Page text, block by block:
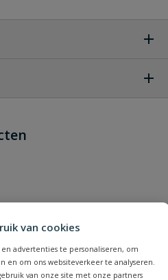
van cookies
advertenties te personaliseren, om
en om ons websiteverkeer te analyseren.
van onze site met onze partners